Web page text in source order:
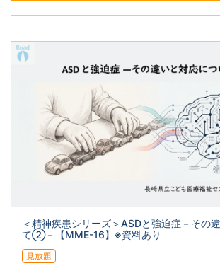
＜精神疾患シリーズ＞ASDと強迫症－その
て②－【MME-16】※資料あり
見放題